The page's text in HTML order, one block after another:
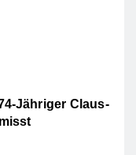
Jähriger Claus-